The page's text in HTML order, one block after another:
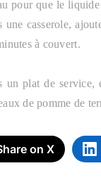
pour que le
casserole,
à couvert.
un plat de service,
de pomme de
on X